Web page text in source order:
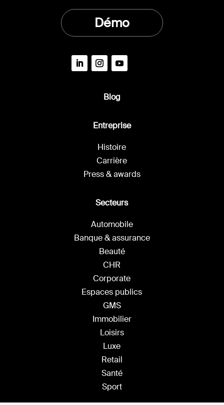
Secteurs
Automobile
Banque & assurance
Beauté
CHR
Corporate
Espaces publics
GMS
Immobilier
Loisirs
Luxe
Retail
Santé
Sport
Entreprise
Histoire
Carrière
Press & awards
Blog
Démo